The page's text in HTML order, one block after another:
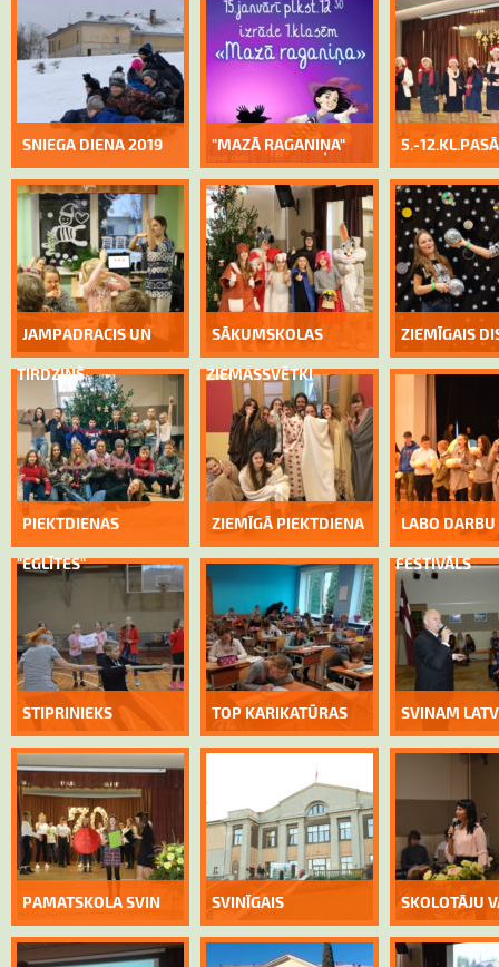
SNIEGA DIENA 2019 "MAZĀ RAGANIŅA" 5.-
JAMPADRACIS UN
TIRDZIŅŠ
SĀKUMSKOLAS
ZIEMASSVĒTKI
ZIEMĪGAIS
PIEKTDIENAS
"EGLĪTES"
ZIEMĪGĀ PIEKTDIENA LABO DARBU
FESTIVĀLS
STIPRINIEKS TOP KARIKATŪRAS SVINAM
PAMATSKOLA SVIN SVINĪGAIS SKOLOTĀJU